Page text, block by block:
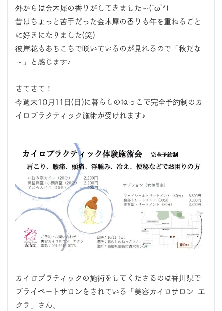
外からは金木犀の香りがしてきました～(´ω`*)
昔はちょっと苦手だった金木犀の香りも年を重ねるごと
に好きになりました(笑)
彼岸花もあちこちで咲いているのが見れるので「秋だな
～」と感じます♪
さてさて！
今週末10月11日(日)に暮らしのねっこで完全予約制のカ
イロプラクティック施術が受けれます♪
カイロプラティックの施術をしてくださるのは香川県で
プライベートサロンをされている「美容カイロサロン エ
クラ」さん。